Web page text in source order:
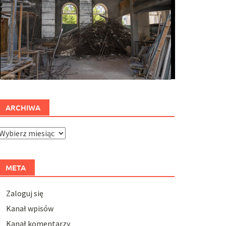
ARCHIWA
META
Zaloguj się
Kanał wpisów
Kanał komentarzy